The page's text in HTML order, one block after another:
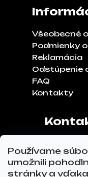
Používame
umožnili
stránky a
Všeobecné
Podmienky
Reklamácia
Odstúpenie
FAQ
Kontakty
Tel.č.: